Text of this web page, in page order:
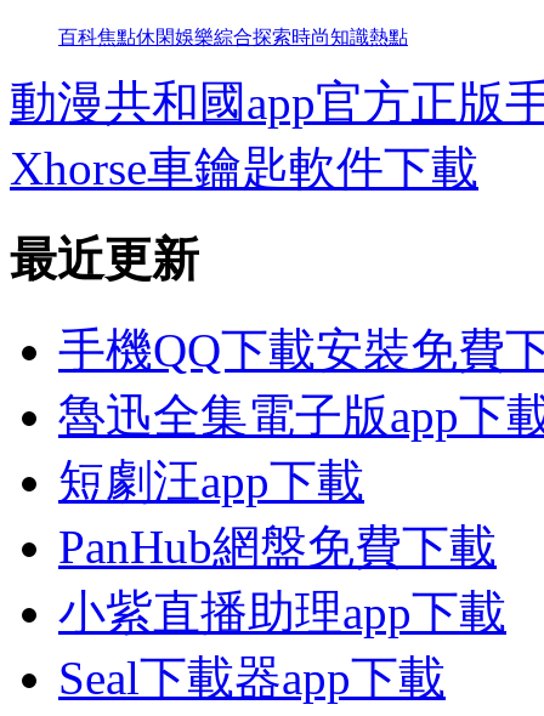
百科焦點休閑娛樂綜合探索時尚知識熱點
動漫共和國app官方正版
Xhorse車鑰匙軟件下載
最近更新
手機QQ下載安裝免費
魯迅全集電子版app下
短劇汪app下載
PanHub網盤免費下載
小紫直播助理app下載
Seal下載器app下載